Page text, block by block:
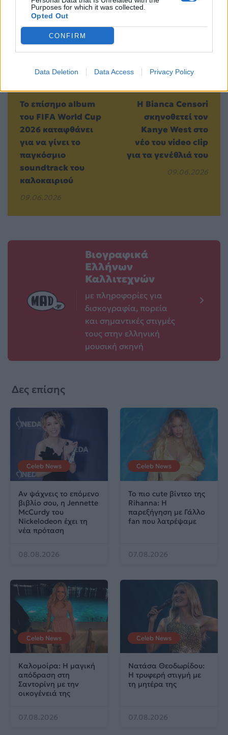
Purposes for which it was collected.
Opted Out
CONFIRM
Data Deletion Data Access Privacy Policy
Προηγούμενο
Το επίσημο album
του FIFA World Cup
2026 καταφθάνει
για να γίνει το
παγκόσμιο
soundtrack του
καλοκαιριού
09.06.2026
Η Bianca Censori
σκηνοθετεί τον
Kanye West στο
νέο του video clip
για τα γενέθλιά του
09.06.2026
Βιογραφικά
Ελλήνων
Καλλιτεχνών
με πληροφορίες για
δισκογραφία, πορεία
και σημαντικές στιγμές
τους στην ελληνική
μουσική σκηνή
Δες επίσης
Celeb News
Αν ψάχνεις το επόμενο
βιβλίο σου, η Jennette
McCurdy του
Nickelodeon έχει τη
νέα πρόταση
08.08.2026
Celeb News
Το πιο cute βίντεο της
Rihanna: Η
παρεξήγηση με Γάλλο
fan που λατρέψαμε
07.08.2026
Celeb News
Καλομοίρα: Η μαγική
απόδραση στη
Σαντορίνη με την
οικογένειά της
07.08.2026
Celeb News
Νατάσα Θεοδωρίδου:
Η τρυφερή στιγμή με
τη μητέρα της
07.08.2026